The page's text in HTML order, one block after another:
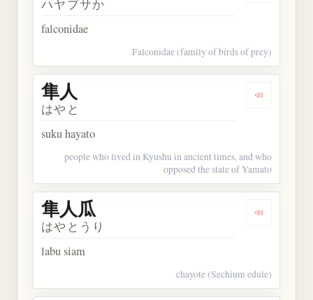
ハヤブサか
falconidae
Falconidae (family of birds of prey)
Dengarkan
隼人
はやと
suku hayato
people who lived in Kyushu in ancient times, and who
opposed the state of Yamato
Dengarkan
隼人瓜
はやとうり
labu siam
chayote (Sechium edule)